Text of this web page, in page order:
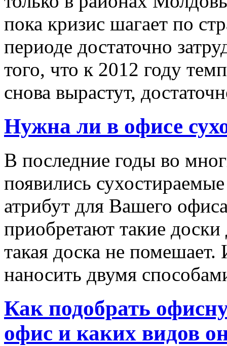
пока кризис шагает по
периоде достаточно
того, что к 2012 году
снова вырастут,
Нужна ли в офисе
В последние годы во
появились
атрибут для Вашего
приобретают такие
такая доска не
наносить двумя
Как подобрать
офис и каких видов